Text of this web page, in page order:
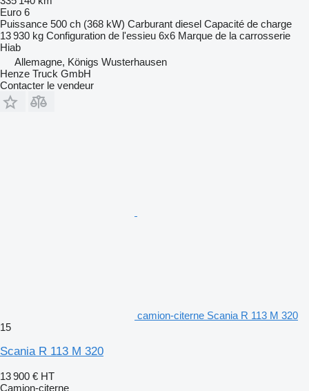
Euro 6
Puissance 500 ch (368 kW) Carburant diesel Capacité de charge
13 930 kg Configuration de l'essieu 6x6 Marque de la carrosserie
Hiab
Allemagne, Königs Wusterhausen
Henze Truck GmbH
Contacter le vendeur
camion-citerne Scania R 113 M 320
15
Scania R 113 M 320
13 900 € HT
Camion-citerne